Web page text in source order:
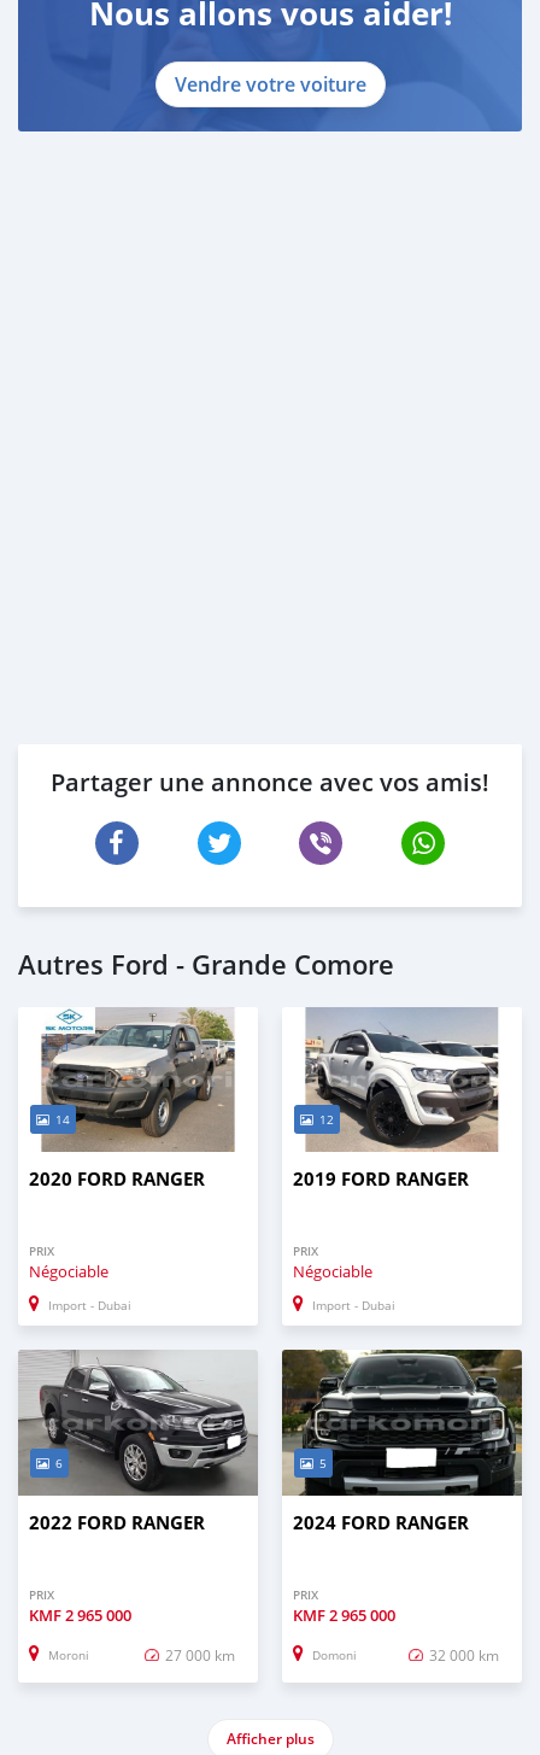
Nous allons vous aider!
Vendre votre voiture
Partager une annonce avec vos amis!
Autres Ford - Grande Comore
14
2020 FORD RANGER
PRIX
Négociable
Import - Dubai
12
2019 FORD RANGER
PRIX
Négociable
Import - Dubai
6
2022 FORD RANGER
PRIX
KMF2 965 000
Moroni 27 000 km
5
2024 FORD RANGER
PRIX
KMF2 965 000
Domoni 32 000 km
Afficher plus